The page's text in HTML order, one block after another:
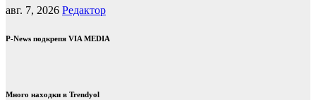
авг. 7, 2026 Редактор
P-News подкрепя VIA MEDIA
Много находки в Trendyol